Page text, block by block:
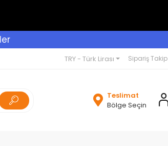
TRY - Türk Lirası Sipariş Takip
Teslimat
Bölge Seçin